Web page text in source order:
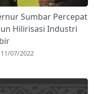
Sumbar Percepat
Hilirisasi Industri
07/2022